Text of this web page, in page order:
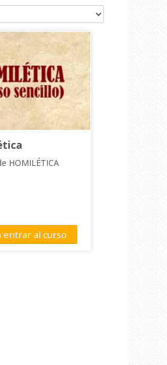
HOMILÉTICA
entrar al curso